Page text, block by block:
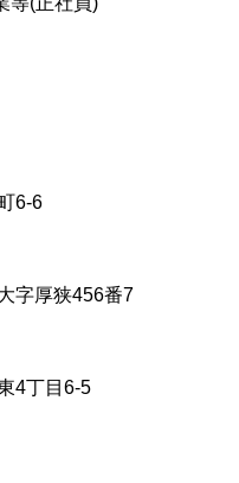
6-6
字厚狭456番7
4丁目6-5